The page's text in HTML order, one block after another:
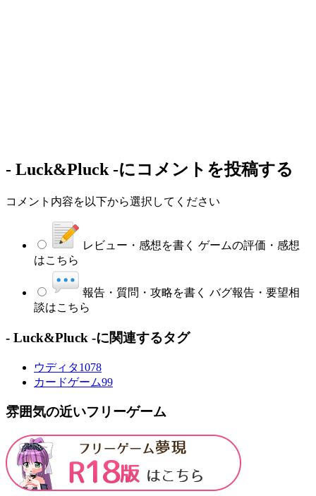
- Luck&Pluck -にコメントを投稿する
コメント内容を以下から選択してください
レビュー・感想を書く ゲームの評価・感想
はこちら
報告・質問・攻略を書く バグ報告・要望相
談はこちら
- Luck&Pluck -に関連するタグ
ウディタ1078
カードゲーム99
雰囲気の近いフリーゲーム